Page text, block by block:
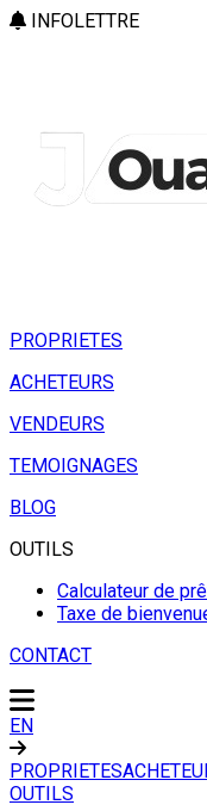
INFOLETTRE
PROPRIETES
ACHETEURS
VENDEURS
TEMOIGNAGES
BLOG
OUTILS
Calculateur de
Taxe de
CONTACT
EN
PROPRIETES
OUTILS